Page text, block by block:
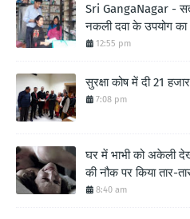
Sri GangaNagar -
नकली दवा के उपयोग का
12:55 pm
सुरक्षा कोष में दी 21
7:08 pm
घर में भाभी को अकेली
की नौक पर किया तार-
8:40 am